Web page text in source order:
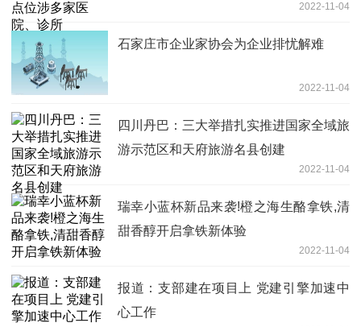
2022-11-04
石家庄市企业家协会为企业排忧解难
2022-11-04
四川丹巴：三大举措扎实推进国家全域旅
游示范区和天府旅游名县创建
2022-11-04
瑞幸小蓝杯新品来袭!橙之海生酪拿铁,清
甜香醇开启拿铁新体验
2022-11-04
报道：支部建在项目上 党建引擎加速中
心工作